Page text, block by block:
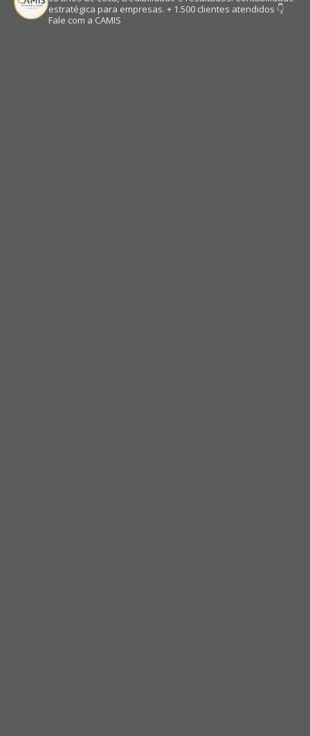
estratégica para empresas. + 1.500 clientes atendidos 👇
Fale com a CAMIS